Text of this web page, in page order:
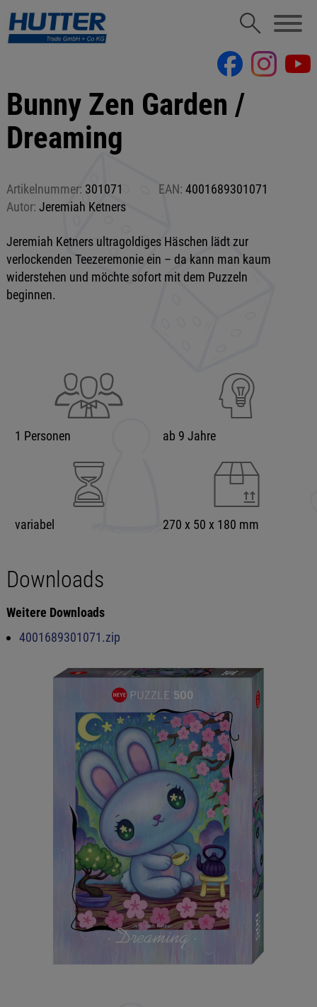
Bunny Zen Garden /
Dreaming
Artikelnummer: 301071 EAN: 4001689301071
Autor: Jeremiah Ketners
Jeremiah Ketners ultragoldiges Häschen lädt zur
verlockenden Teezeremonie ein – da kann man kaum
widerstehen und möchte sofort mit dem Puzzeln
beginnen.
1 Personen ab 9 Jahre
variabel 270 x 50 x 180 mm
Downloads
Weitere Downloads
4001689301071.zip